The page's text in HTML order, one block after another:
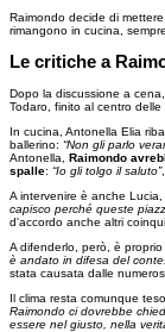
Raimondo decide di
rimangono in cucina,
Le critiche a
Dopo la discussione a
Todaro, finito al centro delle
In cucina, Antonella Elia
ballerino: “Non gli parlo
Antonella, Raimondo
spalle: “Io gli tolgo il saluto”
A intervenire è anche
capisco perché queste
d'accordo anche altri
A difenderlo, però, è
è andato in difesa del
stata causata dalle
Il clima resta comunque
Raimondo ci dovrebbe
essere nel giusto, nella